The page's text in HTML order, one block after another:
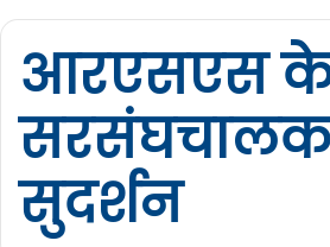
आरएसएस
सरसंघचालक
सुदर्शन